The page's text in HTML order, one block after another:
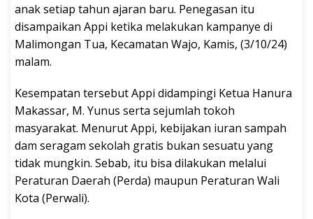
anak setiap tahun ajaran baru. Penegasan itu
disampaikan Appi ketika melakukan kampanye di
Malimongan Tua, Kecamatan Wajo, Kamis, (3/10/24)
malam.
Kesempatan tersebut Appi didampingi Ketua Hanura
Makassar, M. Yunus serta sejumlah tokoh
masyarakat. Menurut Appi, kebijakan iuran sampah
dam seragam sekolah gratis bukan sesuatu yang
tidak mungkin. Sebab, itu bisa dilakukan melalui
Peraturan Daerah (Perda) maupun Peraturan Wali
Kota (Perwali).